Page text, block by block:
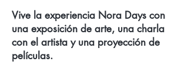
Vive la experiencia Nora Days con
una exposición de arte, una charla
con el artista y una proyección de
películas.